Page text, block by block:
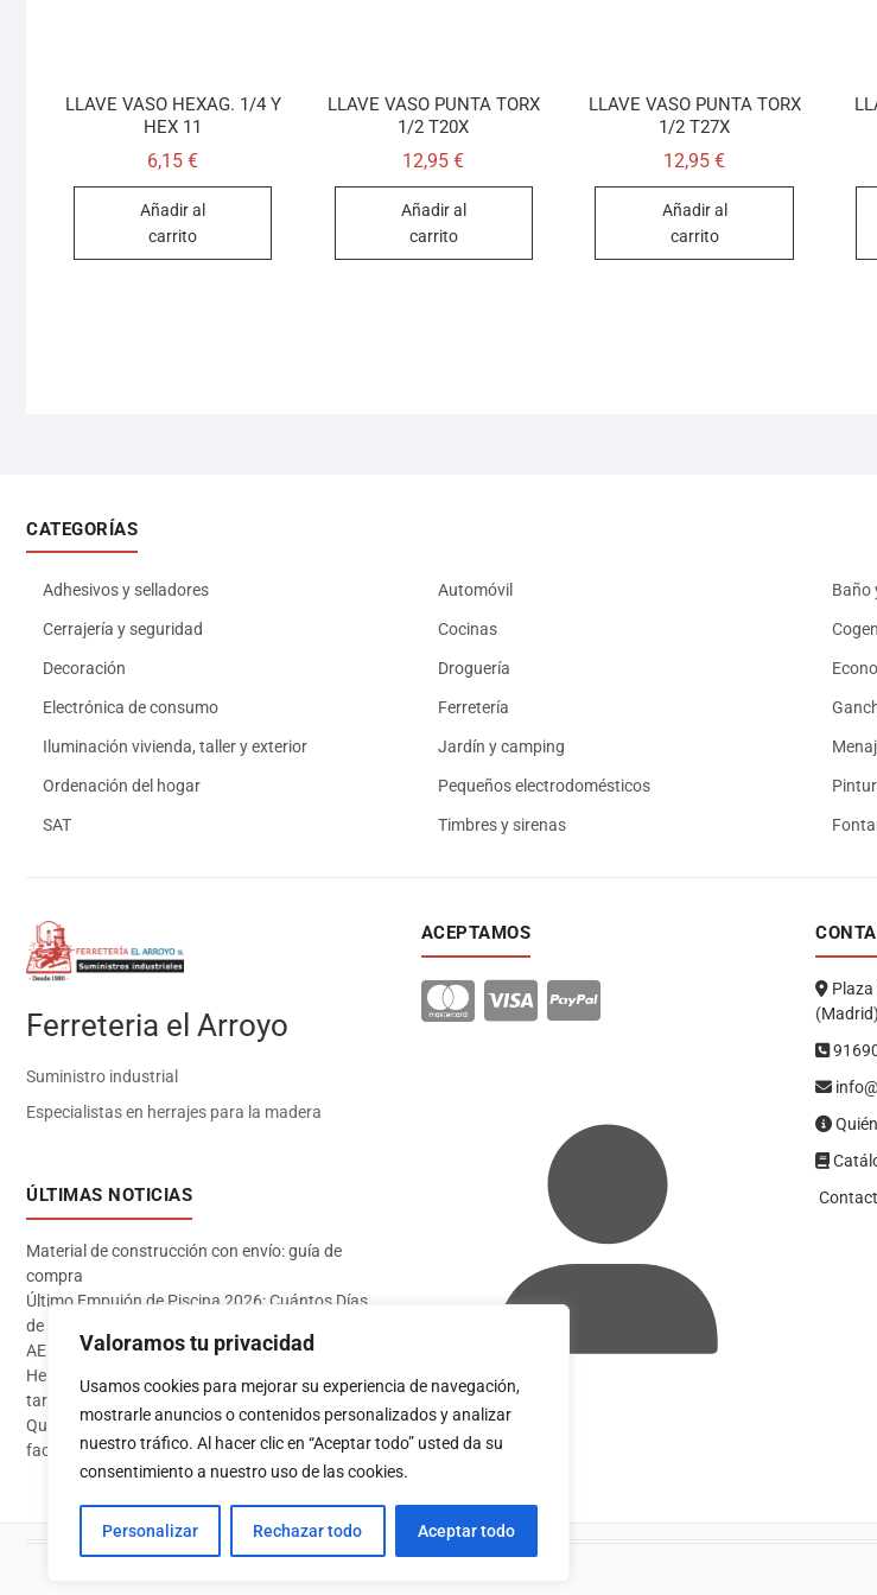
Valoramos tu privacidad
Usamos cookies para mejorar su experiencia de navegación,
mostrarle anuncios o contenidos personalizados y analizar
nuestro tráfico. Al hacer clic en “Aceptar todo” usted da su
consentimiento a nuestro uso de las cookies.
Personalizar Rechazar todo Aceptar todo
LLAVE VASO HEXAG. 1/4 Y
HEX 11
6,15€
Añadir al
carrito
LLAVE VASO PUNTA TORX
1/2 T20X
12,95€
Añadir al
carrito
LLAVE VASO PUNTA TORX
1/2 T27X
12,95€
Añadir al
carrito
CATEGORÍAS
Adhesivos y selladores Automóvil Baño
Cerrajería y seguridad Cocinas
Decoración Droguería
Electrónica de consumo Ferretería
Iluminación vivienda, taller y exterior Jardín y camping
Ordenación del hogar Pequeños electrodomésticos
SAT Timbres y sirenas
Ferreteria el Arroyo
Suministro industrial
Especialistas en herrajes para la madera
ÚLTIMAS NOTICIAS
Material de construcción con envío: guía de
compra
Último Empujón de Piscina 2026: Cuántos Días
de Baño te Quedan en Madrid Sur (Datos
AEMET)
Herramientas imprescindibles para instalar
tarima flotante
Qué pintura usar en exterior: guía completa para
fachadas 2026
ACEPTAMOS
Acceder
(Madrid)